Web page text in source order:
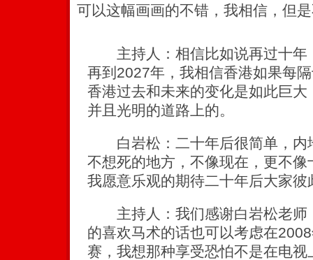
可以这幅画画的不错，我相信，但
主持人：相信比如说再过十年
再到2027年，我相信香港如果每
香港过去和未来的变化是如此巨
并且光明的道路上的。
白岩松：二十年后很简单，内
不想死的地方，不像现在，更不
我愿意乐观的期待二十年后大家彼
主持人：我们感谢白岩松老师
的喜欢马术的话也可以考虑在
赛，我想那种享受恐怕不是在电